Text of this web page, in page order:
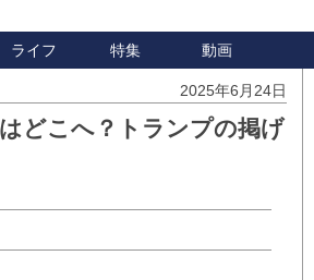
ライフ 特集 動画
2025年6月24日
どこへ？トランプの掲げ